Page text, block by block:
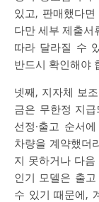
있고, 판매했다
다만 세부 제출서
따라 달라질 수
반드시 확인해야
넷째, 지자체 보
금은 무한정 지
선정·출고 순서
차량을 계약했더
지 못하거나 다
인기 모델은 출
수 있기 때문에,